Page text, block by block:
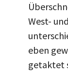
West-
eben
getaktet